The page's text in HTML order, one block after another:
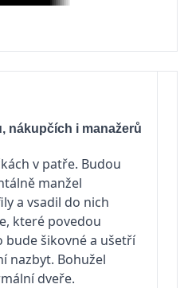
nákupčích i manažerů
v patře. Budou
manžel
a vsadil do nich
které povedou
bude šikovné a ušetří
nazbyt. Bohužel
dveře.